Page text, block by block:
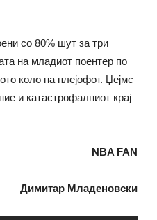
со 80% шут за три
на младиот поентер по
коло на плејофот. Џејмс
и катастрофалниот крај
NBA FAN
Димитар Младеновски